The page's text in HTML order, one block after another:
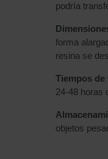
podría
forma
resina se
Tiempos de
24-48 horas
objetos